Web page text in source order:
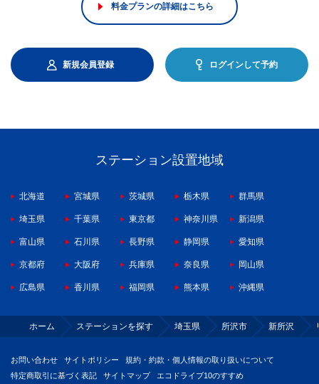
料金プランの詳細はこちら
新規会員登録 ログインして予約
ステーション設置地域
北海道 宮城県 茨城県 栃木県 群馬県
埼玉県 千葉県 東京都 神奈川県 新潟県
富山県 石川県 長野県 静岡県 愛知県
京都府 大阪府 兵庫県 奈良県 岡山県
広島県 香川県 福岡県 熊本県 沖縄県
ホーム ステーションを探す 埼玉県 所沢市 新所沢
お問い合わせ サイトポリシー
規約・約款・個人情報の取り扱いについて
特定商取引に基づく表記
サイトマップ エコドライブ10のすすめ